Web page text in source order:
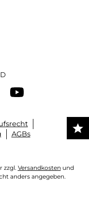
AGBs
zzgl. Versandkosten und
anders angegeben.